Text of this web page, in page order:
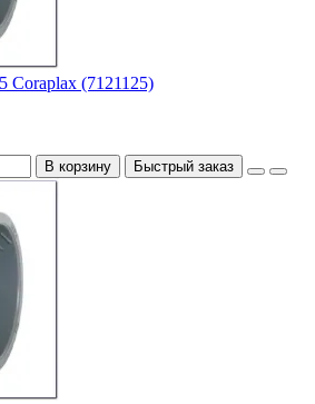
Coraplax (7121125)
В корзину Быстрый заказ